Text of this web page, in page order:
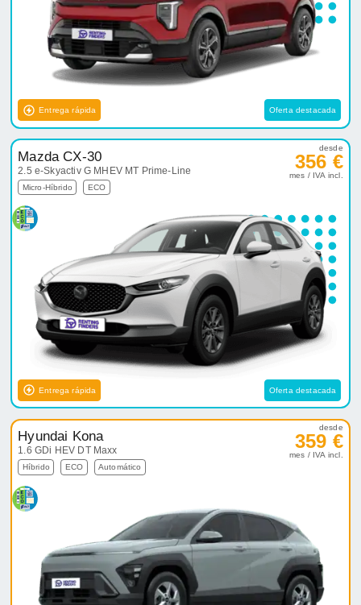
Entrega rápida Oferta destacada
Mazda CX-30
2.5 e-Skyactiv G MHEV MT Prime-Line
Micro-Híbrido ECO
desde
356 €
mes / IVA incl.
Entrega rápida Oferta destacada
Hyundai Kona
1.6 GDi HEV DT Maxx
Híbrido ECO Automático
desde
359 €
mes / IVA incl.